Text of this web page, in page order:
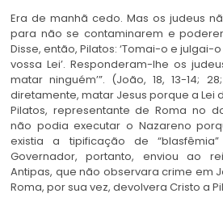
Era de manhã cedo. Mas os judeus
para não se contaminarem e
Disse, então, Pilatos: ‘Tomai-o e julgai-
vossa Lei’. Responderam-lhe os
matar ninguém’”. (João, 18, 13-14;
diretamente, matar Jesus porque a Lei
Pilatos, representante de Roma no
não podia executar o Nazareno
existia a tipificação de
Governador, portanto, enviou ao
Antipas, que não observara crime em
Roma, por sua vez, devolvera Cristo a